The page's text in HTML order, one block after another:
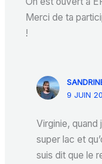
Merci de ta
!
9 JUIN
Virginie, quand
super lac et
suis dit que le